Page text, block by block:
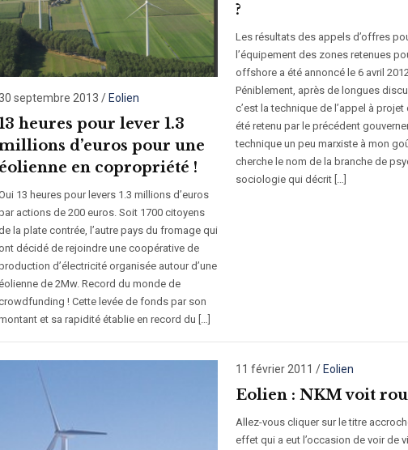
septembre 2013 / Eolien
heures pour lever 1.3
d’euros pour une
éolienne en copropriété !
13 heures pour levers 1.3 millions d’euros
actions de 200 euros. Soit 1700 citoyens
la plate contrée, l’autre pays du fromage qui
décidé de rejoindre une coopérative de
d’électricité organisée autour d’une
de 2Mw. Record du monde de
! Cette levée de fonds par son
et sa rapidité établie en record du […]
?
Les résultats des appels d’offres
l’équipement des zones retenues
offshore a été annoncé le 6 avril
Péniblement, après de longues
c’est la technique de l’appel à projet
été retenu par le précédent
technique un peu marxiste à mon
cherche le nom de la branche de
sociologie qui décrit […]
11 février 2011 / Eolien
Eolien : NKM voit
Allez-vous cliquer sur le titre
effet qui a eut l’occasion de voir de